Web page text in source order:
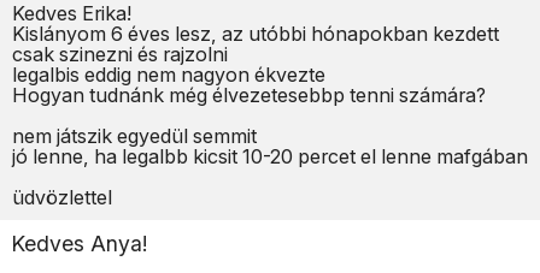
Kedves Erika!
Kislányom 6 éves lesz, az utóbbi hónapokban kezdett
csak szinezni és rajzolni
legalbis eddig nem nagyon ékvezte
Hogyan tudnánk még élvezetesebbp tenni számára?
nem játszik egyedül semmit
jó lenne, ha legalbb kicsit 10-20 percet el lenne mafgában
üdvözlettel
Kedves Anya!